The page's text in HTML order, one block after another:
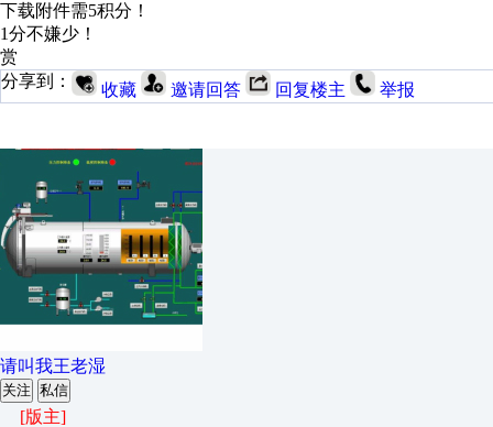
下载附件需5积分！
1分不嫌少！
赏
分享到：
收藏 邀请回答 回复楼主 举报
请叫我王老湿
关注 私信
[版主]